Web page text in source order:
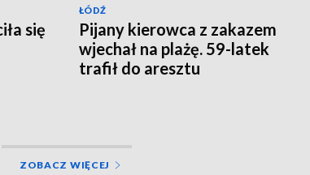
się
ŁÓDŹ
Pijany kierowca z zakazem
wjechał na plażę. 59-latek
trafił do aresztu
ZOBACZ WIĘCEJ